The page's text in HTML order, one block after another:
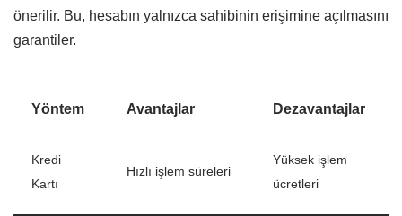
önerilir. Bu, hesabın yalnızca sahibinin erişimine açılmasını
garantiler.
Yöntem Avantajlar Dezavantajlar
Kredi
Kartı
Hızlı işlem süreleri
Yüksek işlem
ücretleri